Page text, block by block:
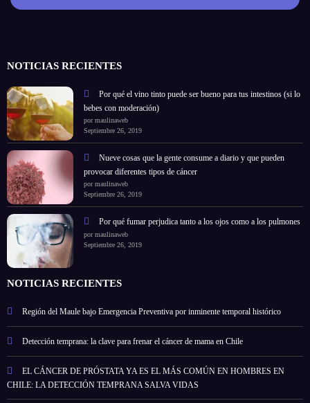
NOTICIAS RECIENTES
Por qué el vino tinto puede ser bueno para tus intestinos (si lo
bebes con moderación)
por maulinaweb
Septiembre 26, 2019
Nueve cosas que la gente consume a diario y que pueden
provocar diferentes tipos de cáncer
por maulinaweb
Septiembre 26, 2019
Por qué fumar perjudica tanto a los ojos como a los pulmones
por maulinaweb
Septiembre 26, 2019
NOTICIAS RECIENTES
Región del Maule bajo Emergencia Preventiva por inminente temporal histórico
Detección temprana: la clave para frenar el cáncer de mama en Chile
EL CÁNCER DE PRÓSTATA YA ES EL MÁS COMÚN EN HOMBRES EN
CHILE: LA DETECCIÓN TEMPRANA SALVA VIDAS